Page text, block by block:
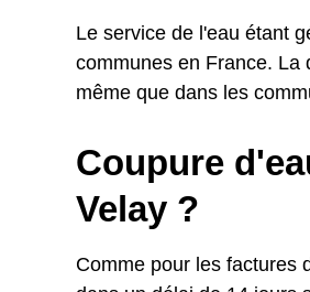
Le service de l'eau étant
communes en France. La
même que dans les
Coupure
Velay ?
Comme pour les factures